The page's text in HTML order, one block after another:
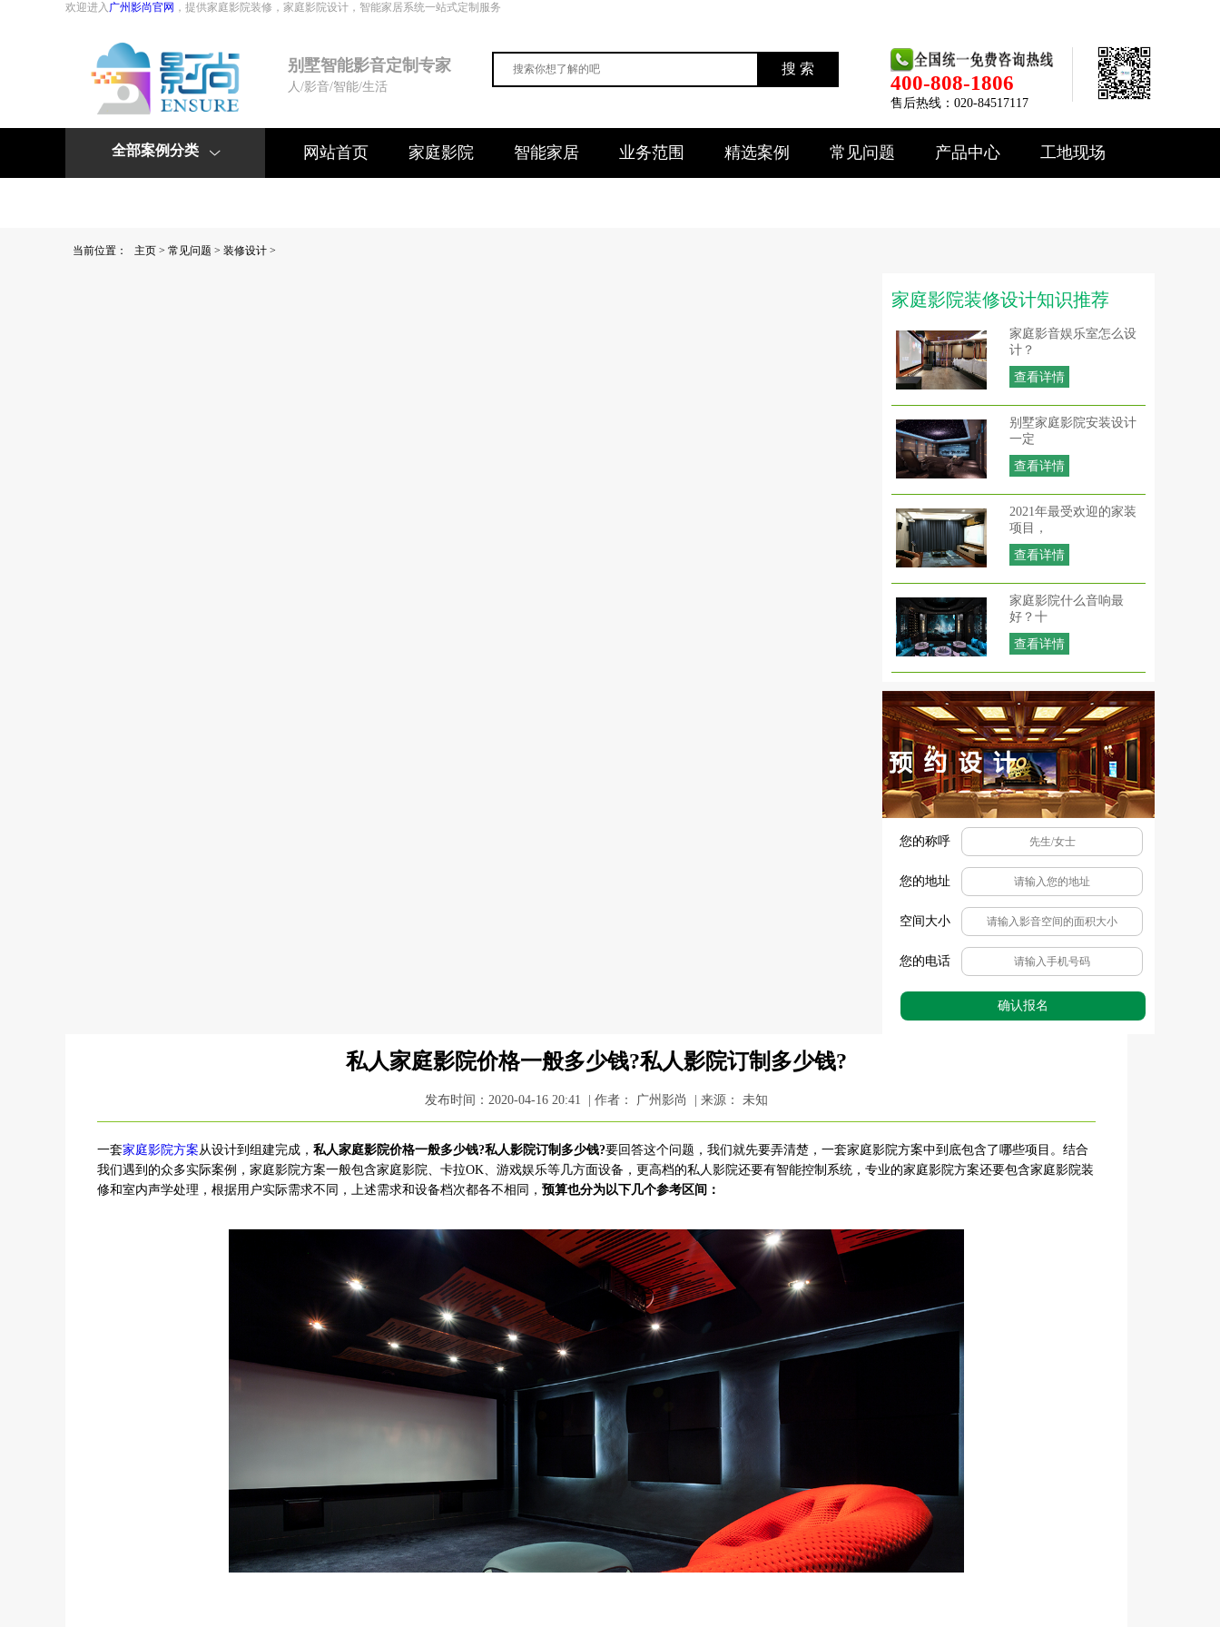
欢迎进入 广州影尚官网 ，提供家庭影院装修，家庭影院设计，智能家居系统一站式定制服务
别墅智能影音定制专家
人/影音/智能/生活 400-808-1806
售后热线：020-84517117
搜 索
全部案例分类  网站首页 家庭影院 智能家居 业务范围 精选案例 常见问题 产品中心 工地现场
当前位置： 主页 > 常见问题 > 装修设计 >
家庭影院装修设计知识推荐
家庭影音娱乐室怎么设
计？
查看详情
别墅家庭影院安装设计
一定
查看详情
2021年最受欢迎的家装
项目，
查看详情
家庭影院什么音响最
好？十
查看详情
您的称呼
您的地址
空间大小
您的电话
确认报名
私人家庭影院价格一般多少钱?私人影院订制多少钱?
发布时间：2020-04-16 20:41 | 作者： 广州影尚 | 来源： 未知
一套家庭影院方案从设计到组建完成， 私人家庭影院价格一般多少钱?私人影院订制多少钱?要回答这个问题，我们就先要弄清楚，一套家庭影院方案中到底包含了哪些项目。结合
我们遇到的众多实际案例，家庭影院方案一般包含家庭影院、卡拉OK、游戏娱乐等几方面设备，更高档的私人影院还要有智能控制系统，专业的家庭影院方案还要包含家庭影院装
修和室内声学处理，根据用户实际需求不同，上述需求和设备档次都各不相同， 预算也分为以下几个参考区间：